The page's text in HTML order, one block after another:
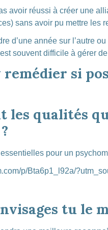
avoir réussi à créer une
sans avoir pu mettre les
d’une année sur l’autre
souvent difficile à gérer
si
les qualités
pour un
p/Bta6p1_l92a/
tu le